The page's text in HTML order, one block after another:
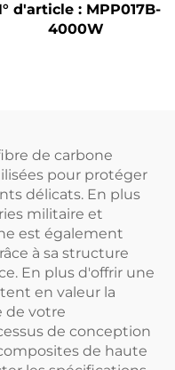
d'article : MPP017B-
4000W
de carbone
pour protéger
délicats. En plus
militaire et
est également
à sa structure
En plus d'offrir une
en valeur la
de votre
de conception
de haute